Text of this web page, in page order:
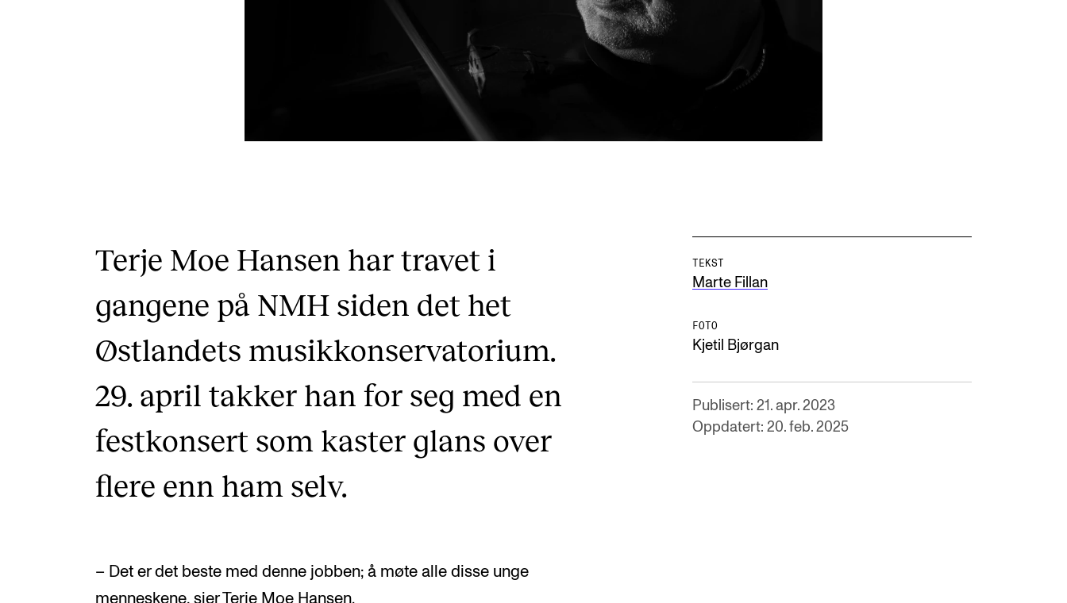
Terje Moe Hansen har travet i
gangene på NMH siden det het
Østlandets musikkonservatorium.
29. april takker han for seg med en
festkonsert som kaster glans over
flere enn ham selv.
TEKST
Marte Fillan
FOTO
Kjetil Bjørgan
Publisert: 21. apr. 2023
Oppdatert: 20. feb. 2025
– Det er det beste med denne jobben; å møte alle disse unge
menneskene, sier Terje Moe Hansen.